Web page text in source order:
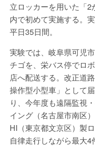
立ロッカーを用いた「
内で初めて実施する。
平日35日間。
実験では、岐阜県可児
チゴを、栄バス停でロ
店へ配送する。改正道
操作型小型車」として
り、今年度も遠隔監視
イング（名古屋市南区
HI（東京都文京区）製
自律走行しながら最大4